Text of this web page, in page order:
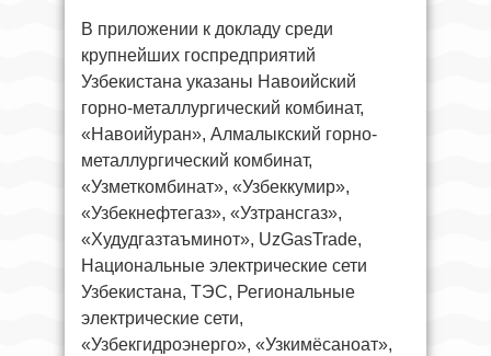
В приложении к докладу среди
крупнейших госпредприятий
Узбекистана указаны Навоийский
горно-металлургический комбинат,
«Навоийуран», Алмалыкский горно-
металлургический комбинат,
«Узметкомбинат», «Узбеккумир»,
«Узбекнефтегаз», «Узтрансгаз»,
«Худудгазтаъминот», UzGasTrade,
Национальные электрические сети
Узбекистана, ТЭС, Региональные
электрические сети,
«Узбекгидроэнерго», «Узкимёсаноат»,